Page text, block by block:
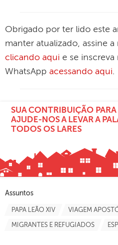
Obrigado por ter lido este
manter atualizado, assine
clicando aqui e se
WhatsApp acessando aqui.
SUA CONTRIBUIÇÃO
AJUDE-NOS A LEVAR A
TODOS OS LARES
Assuntos
PAPA LEÃO XIV VIAGEM
MIGRANTES E REFUGIADOS